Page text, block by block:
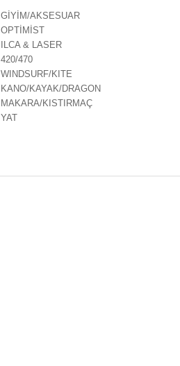
GİYİM/AKSESUAR
OPTİMİST
ILCA & LASER
420/470
WINDSURF/KITE
KANO/KAYAK/DRAGON
MAKARA/KISTIRMAÇ
YAT